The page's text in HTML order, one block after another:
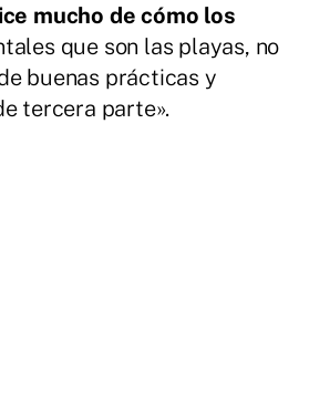
mucho de cómo los
que son las playas, no
buenas prácticas y
tercera parte».